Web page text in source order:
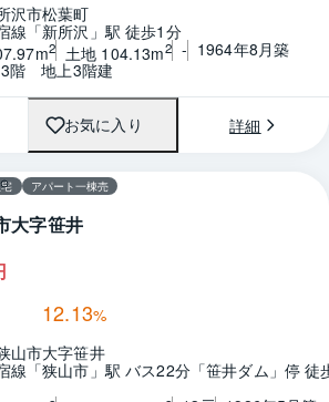
沢市松葉町
線「新所沢」駅 徒歩1分
2 土地 104.13m2 - 1964年8月築
階　地上3階建
お気に入り 詳細
1 / 0 間取り
アパート一棟売
大字笹井
12.13%
山市大字笹井
線「狭山市」駅 バス22分「笹井ダム」停 徒